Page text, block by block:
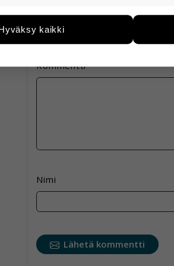
Kommenttisi julkaistaan
Kommentti
Nimi
Lähetä kommentti
kehittää sivustoamme vastaamaan
esimerkiksi kävijämääristä ja
Emme kuitenkaan kerää
näiden evästeiden käytön.
kaikki